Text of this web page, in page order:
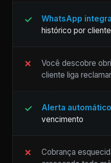
WhatsApp
histórico por cliente
Você descobre
cliente liga
Alerta automático
vencimento
Cobrança